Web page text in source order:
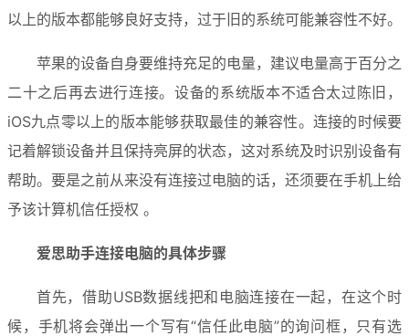
以上的版本都能够良好支持，过于旧的系统可能兼容性不好。
苹果的设备自身要维持充足的电量，建议电量高于百分之
二十之后再去进行连接。设备的系统版本不适合太过陈旧，
iOS九点零以上的版本能够获取最佳的兼容性。连接的时候要
记着解锁设备并且保持亮屏的状态，这对系统及时识别设备有
帮助。要是之前从来没有连接过电脑的话，还须要在手机上给
予该计算机信任授权 。
爱思助手连接电脑的具体步骤
首先，借助USB数据线把和电脑连接在一起，在这个时
候，手机将会弹出一个写有“信任此电脑”的询问框，只有选